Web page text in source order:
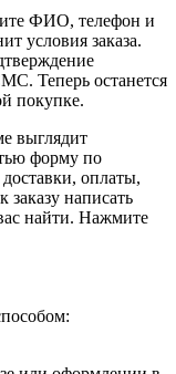
ФИО, телефон и
условия заказа.
Теперь останется
покупке.
выглядит
форму по
оплаты,
написать
найти. Нажмите